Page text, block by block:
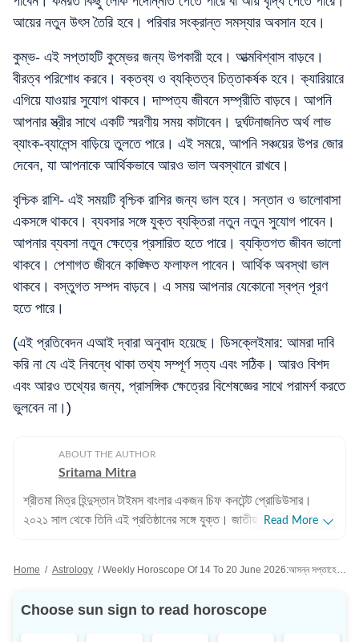
আয়ের নতুন উৎস তৈরি হবে। পরিবার সংক্রান্ত সমস্যার অবসান হবে।
কুম্ভ- এই সপ্তাহটি কুম্ভের জন্য উপকারী হবে। আত্মবিশ্বাস বাড়বে।
বীরত্ব পরিশোধ করবে। বক্তব্য ও ব্যক্তিত্ব চিত্তাকর্ষক হবে। ক্যারিয়ারে
এগিয়ে যাওয়ার সুযোগ থাকবে। দাম্পত্য জীবনে সম্প্রীতি বাড়বে। আপনি
আপনার স্ত্রীর সাথে একটি স্মরণীয় সময় কাটাবেন। দুর্ঘটনাজনিত অর্থ লাভ
ব্যাংক-ব্যালেন্স বাড়িয়ে তুলতে পারে। এই সময়ে, আপনি সঞ্চয়ের উপর জোর
দেবেন, যা আপনাকে আর্থিকভাবে আরও ভাল অবস্থানে রাখবে।
বৃশ্চিক রাশি- এই সময়টি বৃশ্চিক রাশির জন্য ভাল হবে। সন্তান ও ভালোবাসা
একসঙ্গে থাকবে। ব্যবসার সঙ্গে যুক্ত ব্যক্তিরা নতুন নতুন সুযোগ পাবেন।
আপনার ব্যবসা নতুন ক্ষেত্রে প্রসারিত হতে পারে। ব্যক্তিগত জীবন ভালো
থাকবে। পেশাগত জীবনে কাঙ্ক্ষিত ফলাফল পাবেন। আর্থিক অবস্থা ভাল
থাকবে। বস্তুগত সম্পদ বাড়বে। এ সময় আপনার যেকোনো স্বপ্ন পূরণ
হতে পারে।
(এই প্রতিবেদন এআই দ্বারা অনুবাদ হয়েছে। ডিসক্লেইমার: আমরা দাবি
করি না যে এই নিবন্ধে থাকা তথ্য সম্পূর্ণ সত্য এবং সঠিক। আরও বিশদ
এবং আরও তথ্যের জন্য, প্রাসঙ্গিক ক্ষেত্রের বিশেষজ্ঞের সাথে পরামর্শ করতে
ভুলবেন না।)
ABOUT THE AUTHOR
Sritama Mitra
শ্রীতমা মিত্র হিন্দুস্তান টাইমস বাংলার একজন চিফ কনটেন্ট প্রোডিউসার।
২০২১ সাল থেকে তিনি এই প্রতিষ্ঠানের সঙ্গে যুক্ত। জাতীয় এবং আন্তর্জাতিক
আগ্রহ রয়েছে। পেশাদার জীবন: পেশাদার জীবনের শুরুতে শ্রীতমা আকাশবাণী,
নিউজ বাংলায় কপি এডিটর হিসেবে যোগদান করেন। পরবর্তীতে ওয়ানইন্ডিয়া-সহ
Read More
Home / Astrology / Weekly Horoscope Of 14 To 20 June 2026:আসন্ন সপ্তাহে কুম্ভ সহ ৫ রাশির কপাল খুলবে! জ্যোতিষমতে দেখে নিন লাকির লিস্টে কারা
Choose sun sign to read horoscope